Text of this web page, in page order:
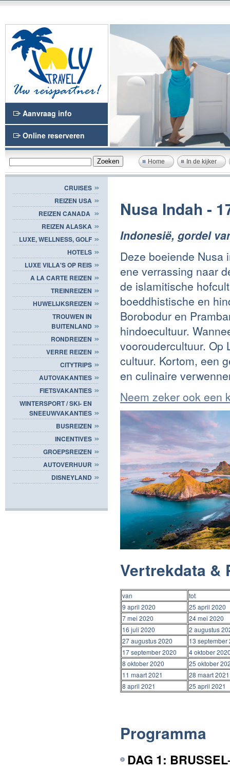
Aanvraag info
Online reserveren
Home In de kijker
CRUISES
REIZEN USA
REIZEN CANADA
REIZEN ALASKA
LUXE, WELLNESS, GOLF
HOTELS
LUXE VILLA'S OP REIS
A LA CARTE REIZEN
TREINREIZEN
HUWELIJKSREIZEN
TROUWEN IN
BUITENLAND
RONDREIZEN
VERRE REIZEN
CITYTRIPS
AUTOVAKANTIES
FIETSVAKANTIES
WINTERSPORT / SKI- EN
SNEEUWVAKANTIES
BUSREIZEN
INCENTIVES
GROEPSREIZEN
AUTOVERHUUR
DISNEYLAND
Nusa Indah -
Indonesië, gordel
Deze boeiende Nusa
ene verrassing naar
de islamitische
boeddhistische en
Borobodur en
hindoecultuur.
vooroudercultuur. Op
cultuur. Kortom, een
en culinaire
Neem zeker ook een
Vertrekdata &
van
tot
9 april 2020
25 april 2020
7 mei 2020
24 mei 2020
16 juli 2020
2 augustus
27 augustus 2020
13 september
17 september 2020
4 oktober
8 oktober 2020
25 oktober
11 maart 2021
28 maart 2021
8 april 2021
25 april 2021
Programma
DAG 1: